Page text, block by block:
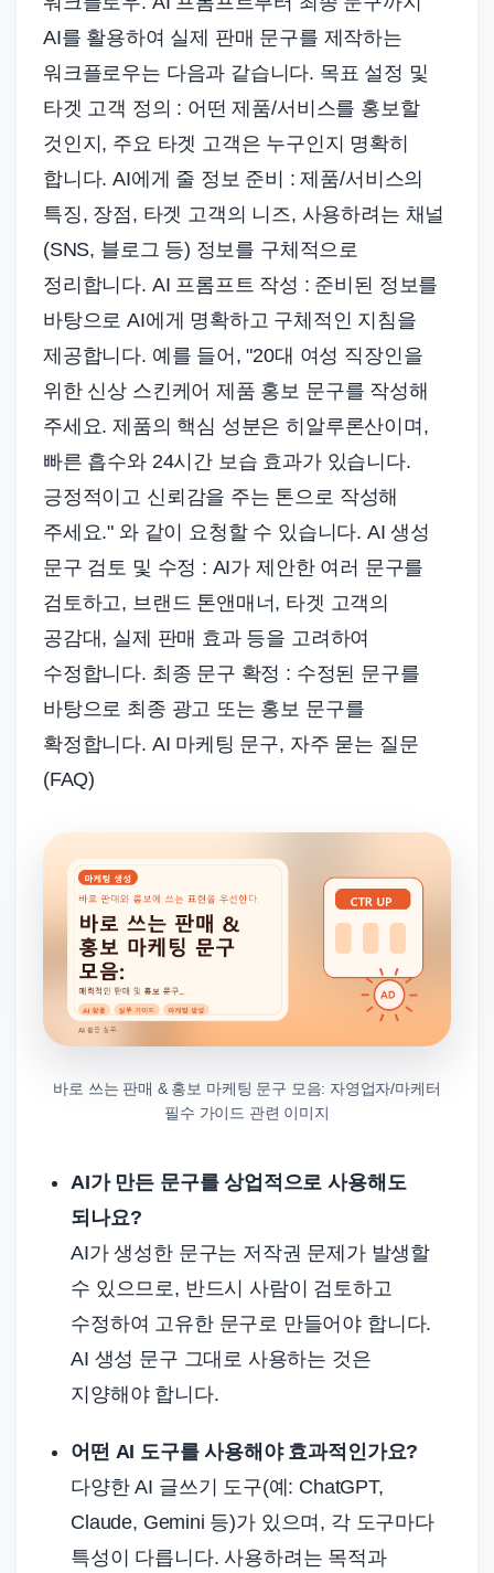
AI를 활용하여 실제 판매 문구를 제작하는
워크플로우는 다음과 같습니다. 목표 설정 및
타겟 고객 정의 : 어떤 제품/서비스를 홍보할
것인지, 주요 타겟 고객은 누구인지 명확히
합니다. AI에게 줄 정보 준비 : 제품/서비스의
특징, 장점, 타겟 고객의 니즈, 사용하려는 채널
(SNS, 블로그 등) 정보를 구체적으로
정리합니다. AI 프롬프트 작성 : 준비된 정보를
바탕으로 AI에게 명확하고 구체적인 지침을
제공합니다. 예를 들어, "20대 여성 직장인을
위한 신상 스킨케어 제품 홍보 문구를 작성해
주세요. 제품의 핵심 성분은 히알루론산이며,
빠른 흡수와 24시간 보습 효과가 있습니다.
긍정적이고 신뢰감을 주는 톤으로 작성해
주세요." 와 같이 요청할 수 있습니다. AI 생성
문구 검토 및 수정 : AI가 제안한 여러 문구를
검토하고, 브랜드 톤앤매너, 타겟 고객의
공감대, 실제 판매 효과 등을 고려하여
수정합니다. 최종 문구 확정 : 수정된 문구를
바탕으로 최종 광고 또는 홍보 문구를
확정합니다. AI 마케팅 문구, 자주 묻는 질문
(FAQ)
바로 쓰는 판매 & 홍보 마케팅 문구 모음: 자영업자/마케터
필수 가이드 관련 이미지
AI가 만든 문구를 상업적으로 사용해도
되나요?
AI가 생성한 문구는 저작권 문제가 발생할
수 있으므로, 반드시 사람이 검토하고
수정하여 고유한 문구로 만들어야 합니다.
AI 생성 문구 그대로 사용하는 것은
지양해야 합니다.
어떤 AI 도구를 사용해야 효과적인가요?
다양한 AI 글쓰기 도구(예: ChatGPT,
Claude, Gemini 등)가 있으며, 각 도구마다
특성이 다릅니다. 사용하려는 목적과